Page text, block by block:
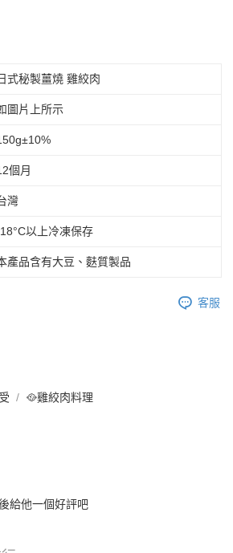
式秘製薑燒 雞絞肉
圖片上所示
個月
灣
以上冷凍保存
產品含有大豆、麩質製品
客服
🥘雞絞肉料理
給他一個好評吧